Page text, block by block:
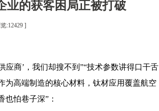
业的获客困局正被打破
:12429]
应商’，我们却搜不到”“技术参数讲得口干舌
高端制造的核心材料，钛材应用覆盖航空
怕巷子深”：